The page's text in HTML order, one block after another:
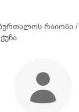
რაიონი